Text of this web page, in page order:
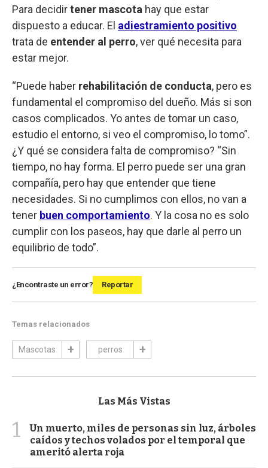
Para decidirtener mascota hay que estar
dispuesto a educar. El adiestramiento positivo
trata de entender al perro, ver qué necesita para
estar mejor.
“Puede haber rehabilitación de conducta, pero es
fundamental el compromiso del dueño. Más si son
casos complicados. Yo antes de tomar un caso,
estudio el entorno, si veo el compromiso, lo tomo”.
¿Y qué se considera falta de compromiso? “Sin
tiempo, no hay forma. El perro puede ser una gran
compañía, pero hay que entender que tiene
necesidades. Si no cumplimos con ellos, no van a
tener buen comportamiento. Y la cosa no es solo
cumplir con los paseos, hay que darle al perro un
equilibrio de todo”.
¿Encontraste un error? Reportar
Temas relacionados
Mascotas perros
Las Más Vistas
1
Un muerto, miles de personas sin luz, árboles
caídos y techos volados por el temporal que
ameritó alerta roja